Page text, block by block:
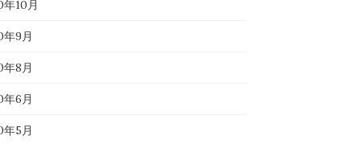
10月
9月
8月
6月
5月